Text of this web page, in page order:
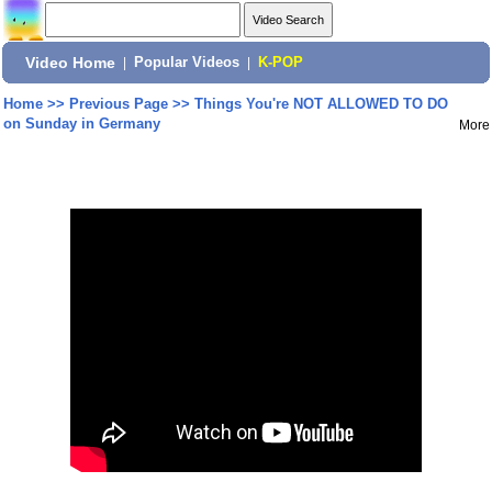
Video Home Popular Videos K-POP
Home>> Previous Page>> Things You're NOT ALLOWED TO DO
on Sunday in Germany
More